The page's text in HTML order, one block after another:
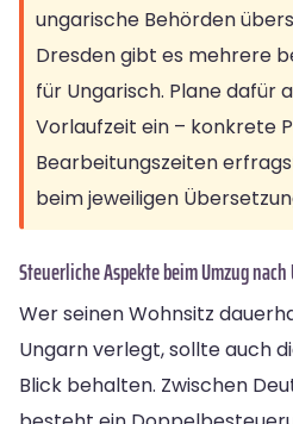
ungarische Behörden
Dresden gibt es mehrere
für Ungarisch. Plane dafür
Vorlaufzeit ein – konkrete
Bearbeitungszeiten
beim jeweiligen
Steuerliche Aspekte beim Umzug nach
Wer seinen Wohnsitz
Ungarn verlegt, sollte auch
Blick behalten. Zwischen